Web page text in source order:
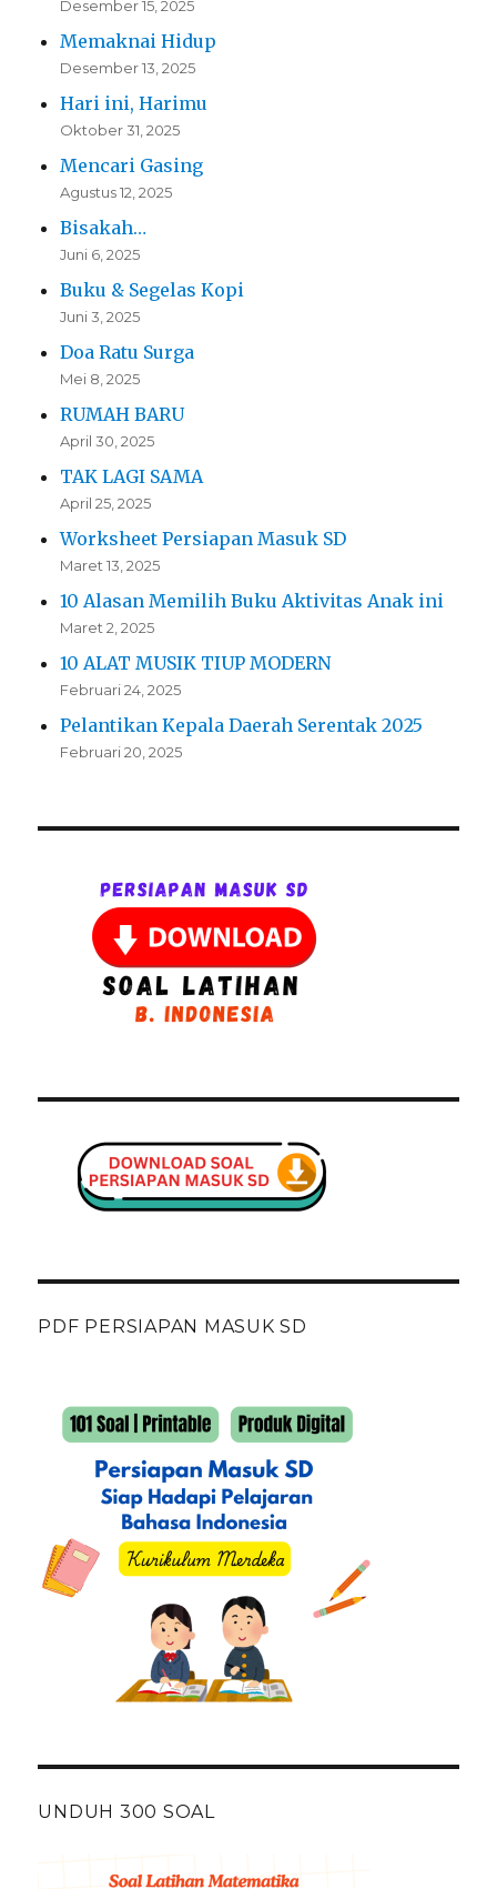
Desember 15, 2025
Memaknai Hidup
Desember 13, 2025
Hari ini, Harimu
Oktober 31, 2025
Mencari Gasing
Agustus 12, 2025
Bisakah…
Juni 6, 2025
Buku & Segelas Kopi
Juni 3, 2025
Doa Ratu Surga
Mei 8, 2025
RUMAH BARU
April 30, 2025
TAK LAGI SAMA
April 25, 2025
Worksheet Persiapan Masuk SD
Maret 13, 2025
10 Alasan Memilih Buku Aktivitas Anak ini
Maret 2, 2025
10 ALAT MUSIK TIUP MODERN
Februari 24, 2025
Pelantikan Kepala Daerah Serentak 2025
Februari 20, 2025
PDF PERSIAPAN MASUK SD
UNDUH 300 SOAL